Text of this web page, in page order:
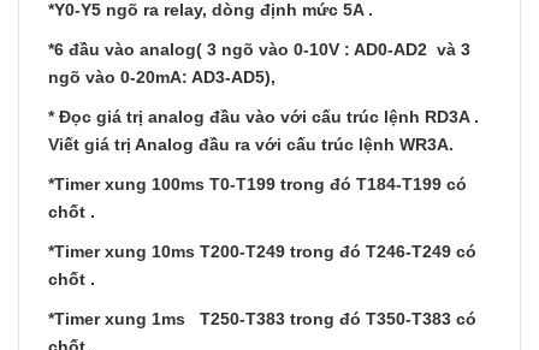
*Y0-Y5 ngõ ra relay, dòng định mức 5A .
*6 đầu vào analog( 3 ngõ vào 0-10V : AD0-AD2 và 3
ngõ vào 0-20mA: AD3-AD5),
* Đọc giá trị analog đầu vào với cấu trúc lệnh RD3A .
Viết giá trị Analog đầu ra với cấu trúc lệnh WR3A.
*Timer xung 100ms T0-T199 trong đó T184-T199 có
chốt .
*Timer xung 10ms T200-T249 trong đó T246-T249 có
chốt .
*Timer xung 1ms T250-T383 trong đó T350-T383 có